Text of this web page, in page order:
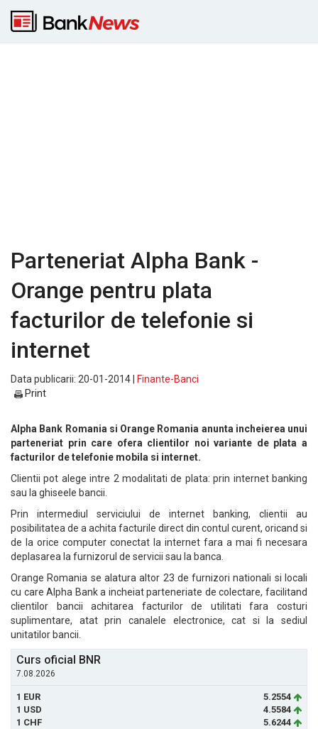
Parteneriat Alpha Bank -
Orange pentru plata
facturilor de telefonie si
internet
Data publicarii: 20-01-2014 |
Finante-Banci
Print
Alpha Bank Romania si Orange Romania anunta incheierea unui
parteneriat prin care ofera clientilor noi variante de plata a
facturilor de telefonie mobila si internet.
Clientii pot alege intre 2 modalitati de plata: prin internet banking
sau la ghiseele bancii.
Prin intermediul serviciului de internet banking, clientii au
posibilitatea de a achita facturile direct din contul curent, oricand si
de la orice computer conectat la internet fara a mai fi necesara
deplasarea la furnizorul de servicii sau la banca.
Orange Romania se alatura altor 23 de furnizori nationali si locali
cu care Alpha Bank a incheiat parteneriate de colectare, facilitand
clientilor bancii achitarea facturilor de utilitati fara costuri
suplimentare, atat prin canalele electronice, cat si la sediul
unitatilor bancii.
Curs oficial BNR
7.08.2026
1 EUR
5.2554
1 USD
4.5584
1 CHF
5.6244